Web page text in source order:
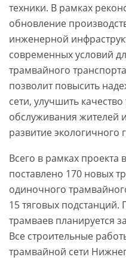
техники. В рамках
обновление
инженерной
современных условий
трамвайного
позволит повысить
сети, улучшить
обслуживания жителей
развитие экологичного
Всего в рамках
поставлено 170 новых
одиночного
15 тяговых подстанций.
трамваев планируется
Все строительные
трамвайной сети